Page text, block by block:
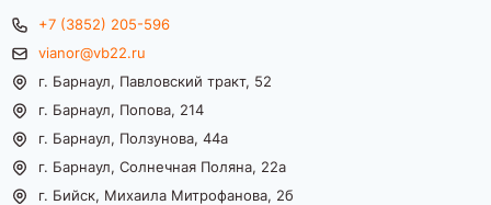
+7 (3852) 205-596
vianor@vb22.ru
г. Барнаул, Павловский тракт, 52
г. Барнаул, Попова, 214
г. Барнаул, Ползунова, 44а
г. Барнаул, Солнечная Поляна, 22а
г. Бийск, Михаила Митрофанова, 2б